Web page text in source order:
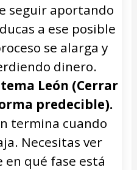
seguir aportando
a ese posible
se alarga y
dinero.
León (Cerrar
predecible).
termina cuando
Necesitas ver
en qué fase está